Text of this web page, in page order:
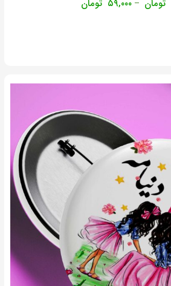
تومان – ۵۹,۰۰۰ تومان